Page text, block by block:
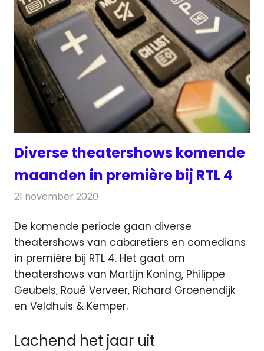
Diverse theatershows komende
maanden in première bij RTL 4
21 november 2020
De komende periode gaan diverse
theatershows van cabaretiers en comedians
in première bij RTL 4. Het gaat om
theatershows van Martijn Koning, Philippe
Geubels, Roué Verveer, Richard Groenendijk
en Veldhuis & Kemper.
Lachend het jaar uit